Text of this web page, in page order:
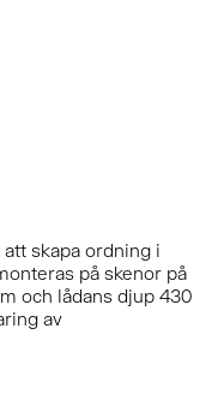
skapa ordning i
på skenor på
och lådans djup 430
av